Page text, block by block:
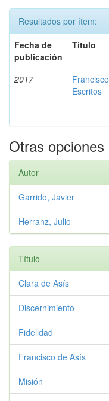
Resultados por ítem:
Fecha de
publicación
Título
2017
Escritos
Otras
Autor
Garrido, Javier
Herranz, Julio
Título
Clara de Asís
Discernimiento
Fidelidad
Francisco de Asís
Misión